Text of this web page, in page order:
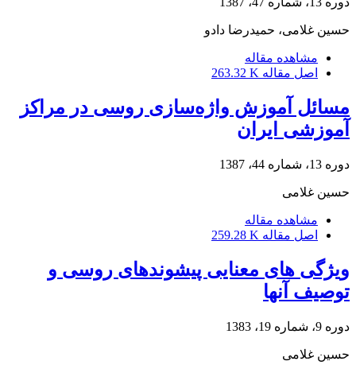
حسین غلامی، حمیدرضا دادو
مشاهده مقاله
اصل مقاله 263.32 K
مسائل آموزش واژه‌سازی روسی در مراکز
آموزشی ایران
دوره 13، شماره 44، 1387
حسین غلامی
مشاهده مقاله
اصل مقاله 259.28 K
ویژگی های معنایی پیشوندهای روسی و
توصیف آنها
دوره 9، شماره 19، 1383
حسین غلامی